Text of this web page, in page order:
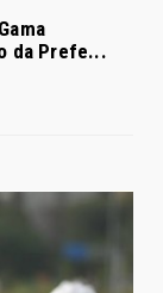
da Prefe...